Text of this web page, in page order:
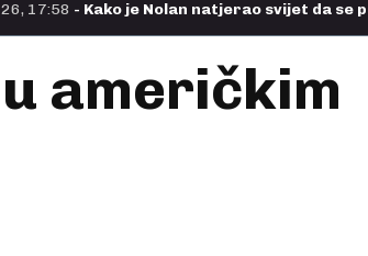
- Kako je Nolan natjerao svijet da se ponovo
američkim